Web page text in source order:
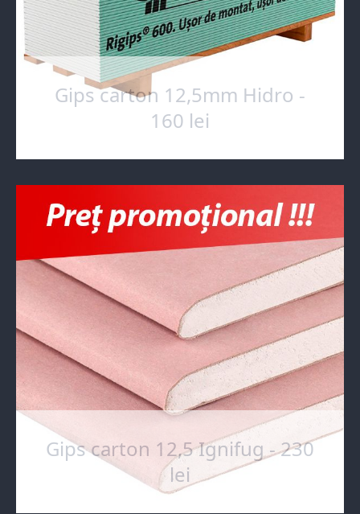
Gips carton 12,5mm Hidro -
160 lei
Gips carton 12,5 Ignifug - 230
lei